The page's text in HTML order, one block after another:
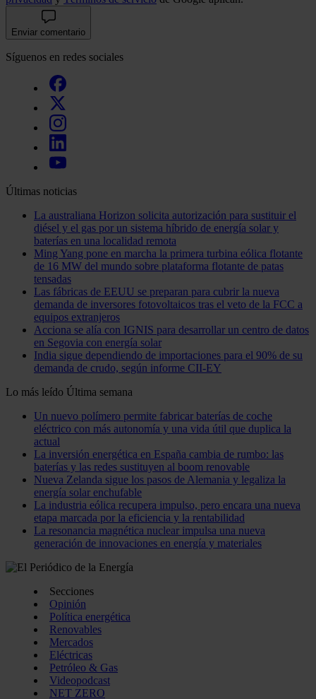
Enviar comentario
Síguenos en redes sociales
Últimas noticias
La australiana Horizon solicita autorización para sustituir el
diésel y el gas por un sistema híbrido de energía solar y
baterías en una localidad remota
Ming Yang pone en marcha la primera turbina eólica flotante
de 16 MW del mundo sobre plataforma flotante de patas
tensadas
Las fábricas de EEUU se preparan para cubrir la nueva
demanda de inversores fotovoltaicos tras el veto de la FCC a
equipos extranjeros
Acciona se alía con IGNIS para desarrollar un centro de datos
en Segovia con energía solar
India sigue dependiendo de importaciones para el 90% de su
demanda de crudo, según informe CII-EY
Lo más leído Última semana
Un nuevo polímero permite fabricar baterías de coche
eléctrico con más autonomía y una vida útil que duplica la
actual
La inversión energética en España cambia de rumbo: las
baterías y las redes sustituyen al boom renovable
Nueva Zelanda sigue los pasos de Alemania y legaliza la
energía solar enchufable
La industria eólica recupera impulso, pero encara una nueva
etapa marcada por la eficiencia y la rentabilidad
La resonancia magnética nuclear impulsa una nueva
generación de innovaciones en energía y materiales
Secciones
Opinión
Política energética
Renovables
Mercados
Eléctricas
Petróleo & Gas
Videopodcast
NET ZERO